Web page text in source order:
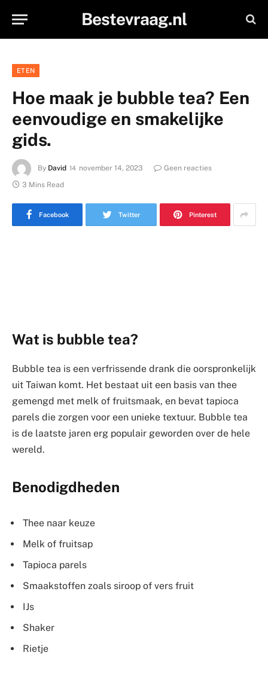
Bestevraag.nl
ETEN
Hoe maak je bubble tea? Een
eenvoudige en smakelijke
gids.
By David november 14, 2023
Geen reacties
3 Mins Read
Facebook Twitter Pinterest
Wat is bubble tea?
Bubble tea is een verfrissende drank die oorspronkelijk
uit Taiwan komt. Het bestaat uit een basis van thee
gemengd met melk of fruitsmaak, en bevat tapioca
parels die zorgen voor een unieke textuur. Bubble tea
is de laatste jaren erg populair geworden over de hele
wereld.
Benodigdheden
Thee naar keuze
Melk of fruitsap
Tapioca parels
Smaakstoffen zoals siroop of vers fruit
IJs
Shaker
Rietje